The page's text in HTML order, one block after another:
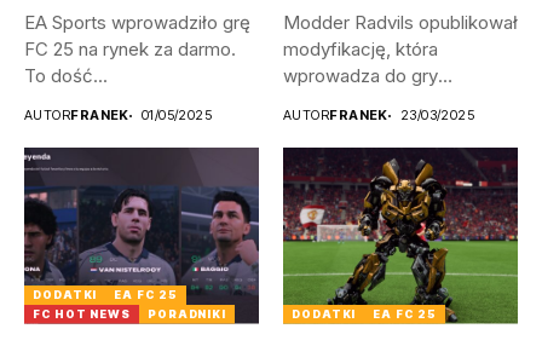
EA Sports wprowadziło grę
FC 25 na rynek za darmo.
To dość...
AUTORFRANEK 01/05/2025
Modder Radvils opublikował
modyfikację, która
wprowadza do gry
AUTORFRANEK 23/03/2025
DODATKI
EA FC 25
FC HOT NEWS
PORADNIKI DODATKI EA FC 25